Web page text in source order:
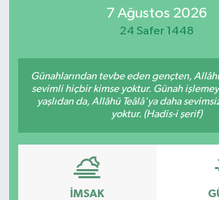
7 Ağustos 2026
24 Safer 1448
Günahlarından tevbe eden gençten,
sevimli hiçbir kimse yoktur. Günah
yaşlıdan da, Allâhü Teâlâ'ya daha
yoktur. (Hadis-i şerif)
İMSAK